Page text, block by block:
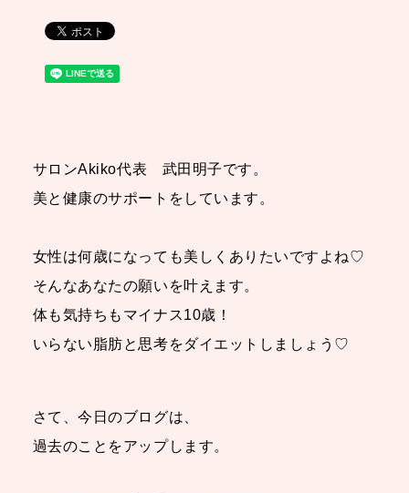
サロンAkiko代表 武田明子です。
美と健康のサポートをしています。
女性は何歳になっても美しくありたいですよね♡
そんなあなたの願いを叶えます。
体も気持ちもマイナス10歳！
いらない脂肪と思考をダイエットしましょう♡
さて、今日のブログは、
過去のことをアップします。